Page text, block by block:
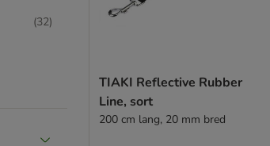
(32)
TIAKI Reflective Rubber
Line, sort
200 cm lang, 20 mm bred